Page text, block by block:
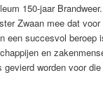
150-jaar
Zwaan mee dat
een succesvol beroep
en
gevierd worden voor